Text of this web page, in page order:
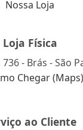
Nossa Loja
Loja Física
736 - Brás - São
Chegar (Maps)
ao Cliente